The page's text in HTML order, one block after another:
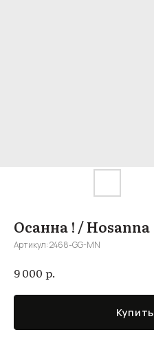
Осанна ! / Hosanna
Артикул:2468-GG-MN
9 000 р.
Купить